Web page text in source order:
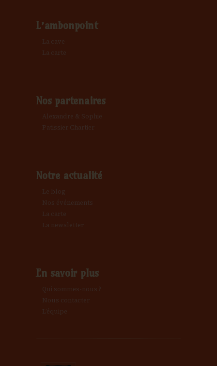
L’ambonpoint
La cave
La carte
Nos partenaires
Alexandre & Sophie
Patissier Chartier
Notre actualité
Le blog
Nos événements
La carte
La newsletter
En savoir plus
Qui sommes-nous ?
Nous contacter
L’équipe